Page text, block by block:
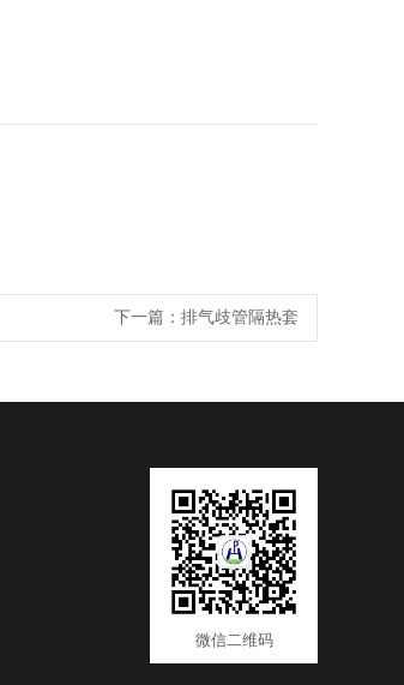
下一篇： 排气歧管隔热套
微信二维码